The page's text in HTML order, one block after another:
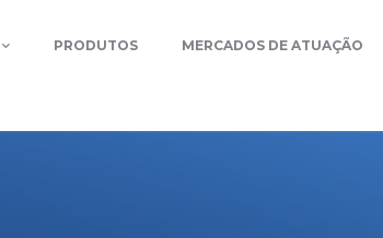
PRODUTOS MERCADOS DE ATUAÇÃO